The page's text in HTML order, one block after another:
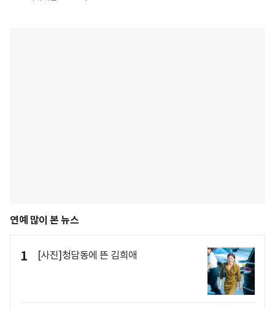
연예 많이 본 뉴스
1 [사진]청담동에 뜬 김희애